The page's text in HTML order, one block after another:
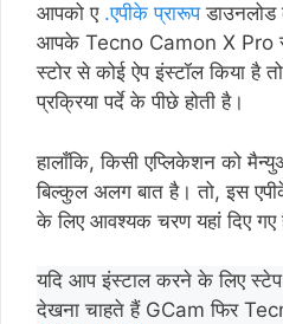
आपको ए .एपीके प्रारूप
आपके Tecno Camon X Pro
स्टोर से कोई ऐप इंस्टॉल किया है
प्रक्रिया पर्दे के पीछे होती है।
हालाँकि, किसी एप्लिकेशन को
बिल्कुल अलग बात है। तो, इस
के लिए आवश्यक चरण यहां दिए गए
यदि आप इंस्टाल करने के लिए स्टेप
देखना चाहते हैं GCam फिर